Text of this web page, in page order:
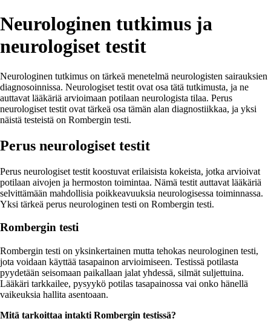
Neurologinen tutkimus ja
neurologiset testit
Neurologinen tutkimus on tärkeä menetelmä neurologisten sairauksien
diagnosoinnissa. Neurologiset testit ovat osa tätä tutkimusta, ja ne
auttavat lääkäriä arvioimaan potilaan neurologista tilaa. Perus
neurologiset testit ovat tärkeä osa tämän alan diagnostiikkaa, ja yksi
näistä testeistä on Rombergin testi.
Perus neurologiset testit
Perus neurologiset testit koostuvat erilaisista kokeista, jotka arvioivat
potilaan aivojen ja hermoston toimintaa. Nämä testit auttavat lääkäriä
selvittämään mahdollisia poikkeavuuksia neurologisessa toiminnassa.
Yksi tärkeä perus neurologinen testi on Rombergin testi.
Rombergin testi
Rombergin testi on yksinkertainen mutta tehokas neurologinen testi,
jota voidaan käyttää tasapainon arvioimiseen. Testissä potilasta
pyydetään seisomaan paikallaan jalat yhdessä, silmät suljettuina.
Lääkäri tarkkailee, pysyykö potilas tasapainossa vai onko hänellä
vaikeuksia hallita asentoaan.
Mitä tarkoittaa intakti Rombergin testissä?